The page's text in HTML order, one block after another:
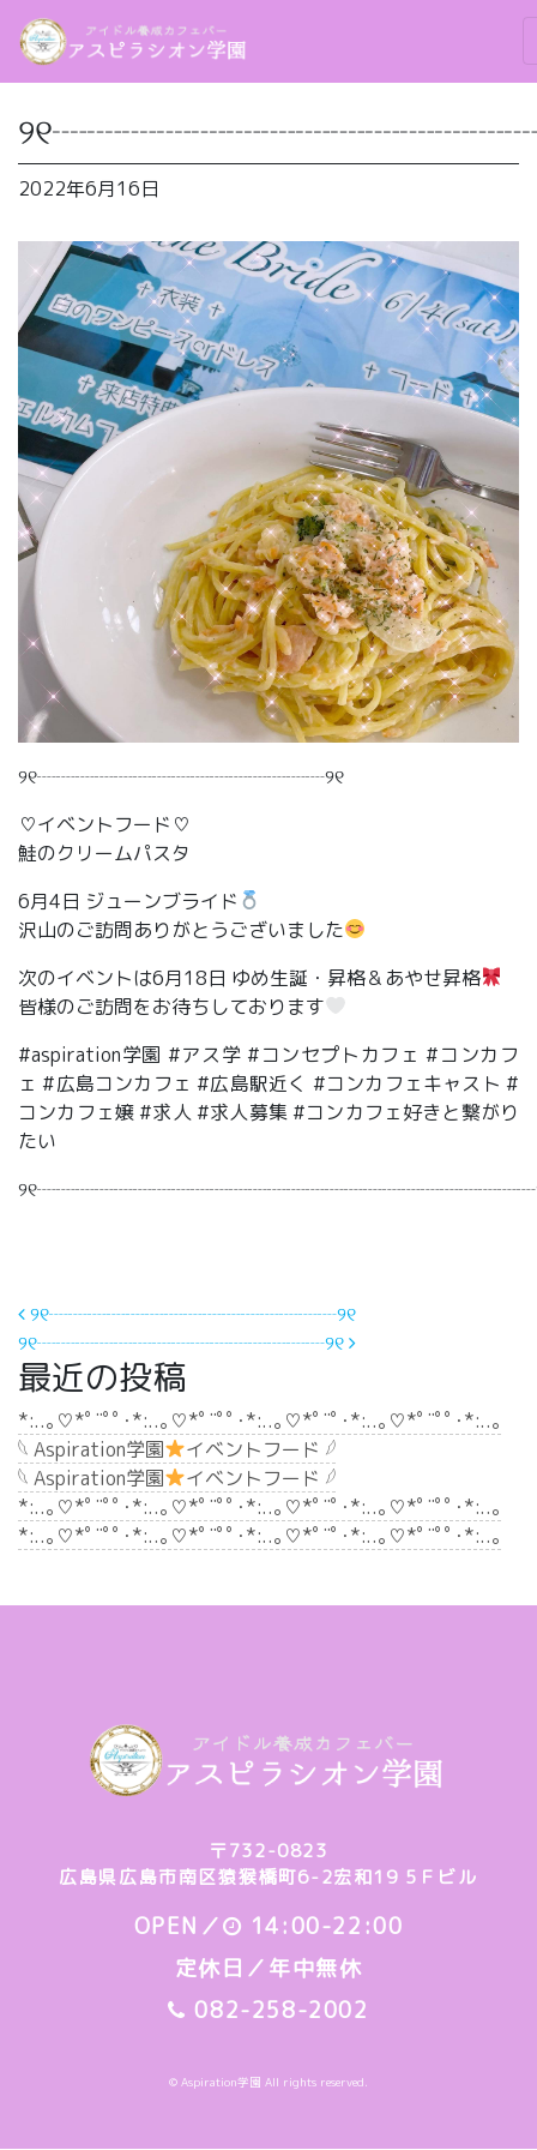
2022年6月16日
୨୧┈┈┈┈┈┈┈┈┈┈┈┈┈┈┈୨୧
♡イベントフード♡
鮭のクリームパスタ
6月4日 ジューンブライド
沢山のご訪問ありがとうございました
次のイベントは6月18日 ゆめ生誕・昇格＆あやせ昇格
皆様のご訪問をお待ちしております
#aspiration学園 #アス学 #コンセプトカフェ #コンカフ
ェ #広島コンカフェ #広島駅近く #コンカフェキャスト #
コンカフェ嬢 #求人 #求人募集 #コンカフェ好きと繋がり
たい
投稿ナビゲーション
୨୧┈┈┈┈┈┈┈┈┈┈┈┈┈┈┈୨୧
୨୧┈┈┈┈┈┈┈┈┈┈┈┈┈┈┈୨୧
最近の投稿
*:..｡♡*ﾟ¨ﾟﾟ･*:..｡♡*ﾟ¨ﾟﾟ･*:..｡♡*ﾟ¨ﾟ･*:..｡♡*ﾟ¨ﾟﾟ･*:..｡
𓆩 Aspiration学園
イベントフード 𓆪
𓆩 Aspiration学園
イベントフード 𓆪
*:..｡♡*ﾟ¨ﾟﾟ･*:..｡♡*ﾟ¨ﾟﾟ･*:..｡♡*ﾟ¨ﾟ･*:..｡♡*ﾟ¨ﾟﾟ･*:..｡
*:..｡♡*ﾟ¨ﾟﾟ･*:..｡♡*ﾟ¨ﾟﾟ･*:..｡♡*ﾟ¨ﾟ･*:..｡♡*ﾟ¨ﾟﾟ･*:..｡
〒732-0823
広島県広島市南区猿猴橋町6-2宏和19 5Ｆビル
OPEN／
14:00-22:00
定休日／年中無休
082-258-2002
© Aspiration学園 All rights reserved.